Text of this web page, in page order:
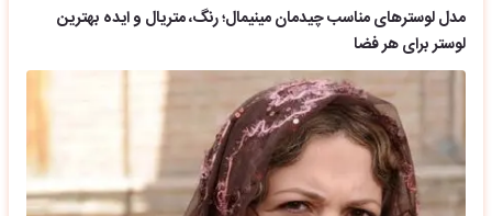
مدل لوسترهای مناسب چیدمان مینیمال؛ رنگ، متریال و ایده بهترین
لوستر برای هر فضا